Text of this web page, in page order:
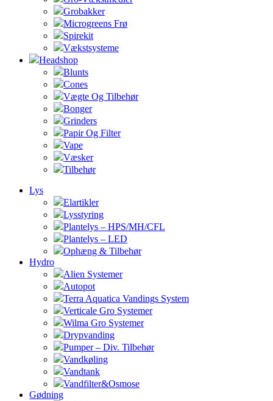
Grobakker
Microgreens Frø
Spirekit
Vækstsysteme
Headshop
Blunts
Cones
Vægte Og Tilbehør
Bonger
Grinders
Papir Og Filter
Vape
Væsker
Tilbehør
Lys
Elartikler
Lysstyring
Plantelys – HPS/MH/CFL
Plantelys – LED
Ophæng & Tilbehør
Hydro
Alien Systemer
Autopot
Terra Aquatica Vandings System
Verticale Gro Systemer
Wilma Gro Systemer
Drypvanding
Pumper – Div. Tilbehør
Vandkøling
Vandtank
Vandfilter&Osmose
Gødning